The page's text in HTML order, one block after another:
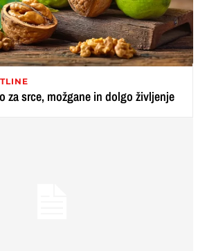
za srce, možgane in dolgo življenje